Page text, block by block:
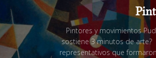
Pintores y movimientos
sostiene 3 minutos de arte?
representativos que